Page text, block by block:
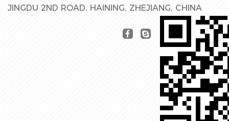
JINGDU 2ND ROAD, HAINING, ZHEJIANG, CHINA